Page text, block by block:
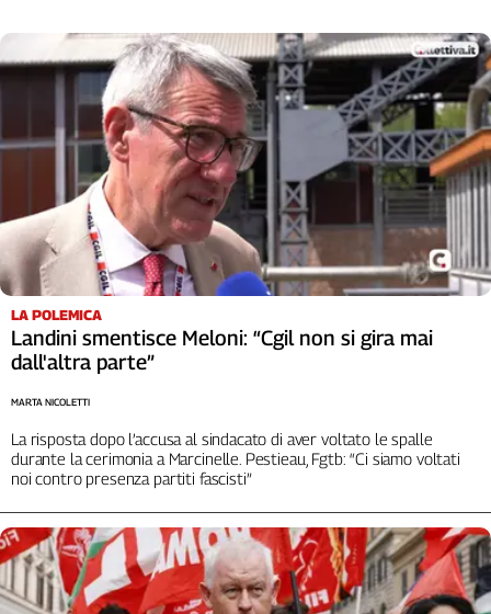
Contatti
redazione
Newsletter
Social
LA POLEMICA
Landini smentisce Meloni: “Cgil non si gira mai
dall'altra parte”
La risposta dopo l’accusa al sindacato di aver voltato le spalle
durante la cerimonia a Marcinelle. Pestieau, Fgtb: “Ci siamo voltati
noi contro presenza partiti fascisti”
MARTA NICOLETTI